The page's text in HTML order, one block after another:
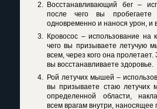
Восстанавливающий бег –
после чего вы пробегаете
одновременно и нанося урон, и
Кровосос – использование на
чего вы призываете летучую
всем, через кого она пролетает.
вы восстанавливаете здоровье.
Рой летучих мышей –
вы призываете стаю
определенной области,
всем врагам внутри, наносящее